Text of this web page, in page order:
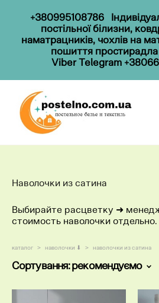
+380995108786
постільної білизни,
наматрацників, чохлів на
пошиття простирадла
Viber Telegram
Наволочки из сатина
Выбирайте расцветку ​➜
стоимость наволочки отдельно.
каталог > наволочки ⬇ > наволочки из сатина
Сортування:рекомендуємо